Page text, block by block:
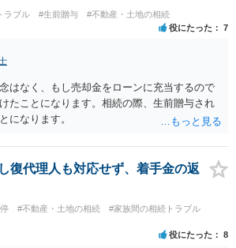
定。相続ではなく信託帰属になるため、子の関
。 ②遺言＋生命保険の組合せ 生活資金は手元
人を友人・団体にした保険を活用。保険金は
留分対策にも有効と思われます。 ③負担付死
等を条件に、死亡時に財産を渡す」契約。条件
老後の安心を担保できます。 ④ 寄附予約＋解
を予約しつつ、資金不足時は解除できる条項
かと思われます。
ラブル #生前贈与 #不動産・土地の相続
役にたった 7
はなく、もし売却金をローンに充当するので
たことになります。相続の際、生前贈与され
になります。
復代理人も対応せず、着手金の返
#不動産・土地の相続
#家族間の相続トラブル
役にたった 8